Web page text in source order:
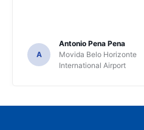
A
Antonio Pena Pena
Movida Belo Horizonte
International Airport